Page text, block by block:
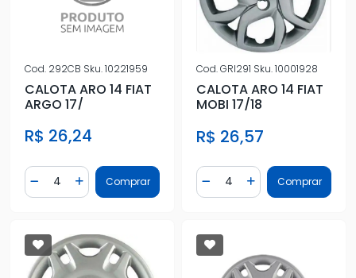
Cod. 292CB Sku.10221959
CALOTA ARO 14 FIAT
ARGO 17/
R$ 26,24
Diminuir Quantidade
Quantidade
Adicionar Quantidade
Comprar
Cod.GRI291 Sku.10001928
CALOTA ARO 14 FIAT
MOBI 17/18
R$ 26,57
Diminuir Quantidade
Quantidade
AdicionarComprar